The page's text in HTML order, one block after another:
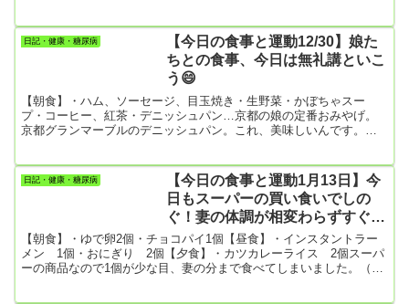
_-;)ダメと分かっちゃいるけど、封を切ったら最後の一粒まで食べて
しまう僕。ちなみにローソンのピーナツって大粒で美味しいよ。
【夕食】・カレーライス・大根の酢の物・赤かぶの漬物カレーラ...
日記・健康・糖尿病
【今日の食事と運動12/30】娘た
ちとの食事、今日は無礼講といこ
う😄
【朝食】・ハム、ソーセージ、目玉焼き・生野菜・かぼちゃスー
プ・コーヒー、紅茶・デニッシュパン…京都の娘の定番おみやげ。
京都グランマーブルのデニッシュパン。これ、美味しいんです。僕
事・焼肉【今日の運動】・散歩9714歩
日記・健康・糖尿病
【今日の食事と運動1月13日】今
日もスーパーの買い食いでしの
ぐ！妻の体調が相変わらずすぐれ
ない
【朝食】・ゆで卵2個・チョコパイ1個【昼食】・インスタントラー
メン 1個・おにぎり 2個【夕食】・カツカレーライス 2個スーパ
ーの商品なので1個が少な目、妻の分まで食べてしまいました。（い